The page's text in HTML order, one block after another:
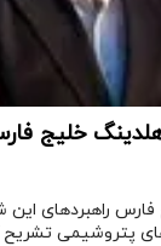
خلیج
راهبردهای این
پتروشیمی تشریح